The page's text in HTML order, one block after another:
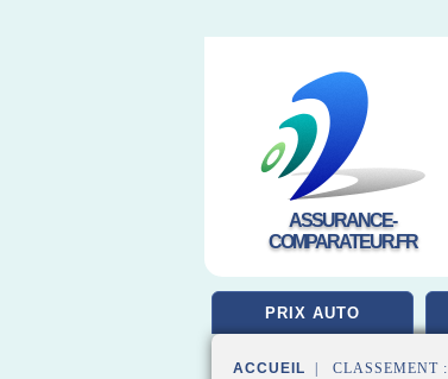
ASSURANCE-
COMPARATEUR.FR
PRIX AUTO
ACCUEIL | CLASSEMENT :